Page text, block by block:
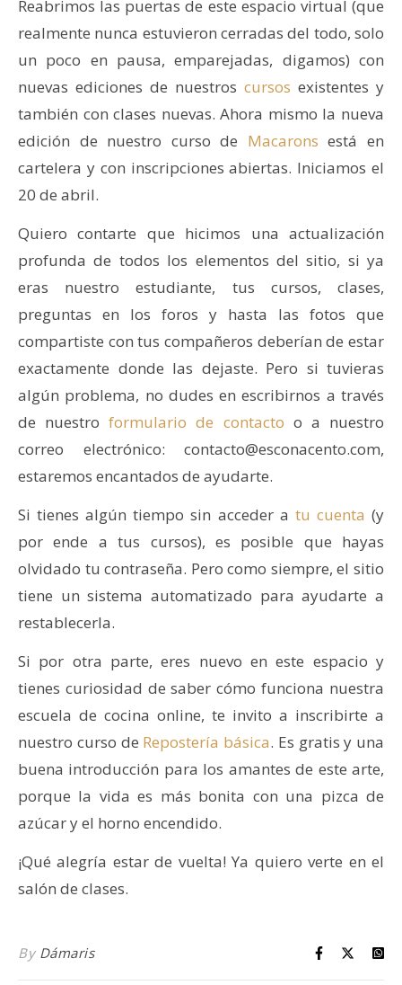
Reabrimos las puertas de este espacio virtual (que
realmente nunca estuvieron cerradas del todo, solo
un poco en pausa, emparejadas, digamos) con
nuevas ediciones de nuestros cursos existentes y
también con clases nuevas. Ahora mismo la nueva
edición de nuestro curso de Macaronsestá en
cartelera y con inscripciones abiertas. Iniciamos el
20 de abril.
Quiero contarte que hicimos una actualización
profunda de todos los elementos del sitio, si ya
eras nuestro estudiante, tus cursos, clases,
preguntas en los foros y hasta las fotos que
compartiste con tus compañeros deberían de estar
exactamente donde las dejaste. Pero si tuvieras
algún problema, no dudes en escribirnos a través
de nuestroformulario de contacto o a nuestro
correo electrónico: contacto@esconacento.com,
estaremos encantados de ayudarte.
Si tienes algún tiempo sin acceder a tu cuenta (y
por ende a tus cursos), es posible que hayas
olvidado tu contraseña. Pero como siempre, el sitio
tiene un sistema automatizado para ayudarte a
restablecerla.
Si por otra parte, eres nuevo en este espacio y
tienes curiosidad de saber cómo funciona nuestra
escuela de cocina online, te invito a inscribirte a
nuestro curso de Repostería básica. Es gratis y una
buena introducción para los amantes de este arte,
porque la vida es más bonita con una pizca de
azúcar y el horno encendido.
¡Qué alegría estar de vuelta! Ya quiero verte en el
salón de clases.
By Dámaris